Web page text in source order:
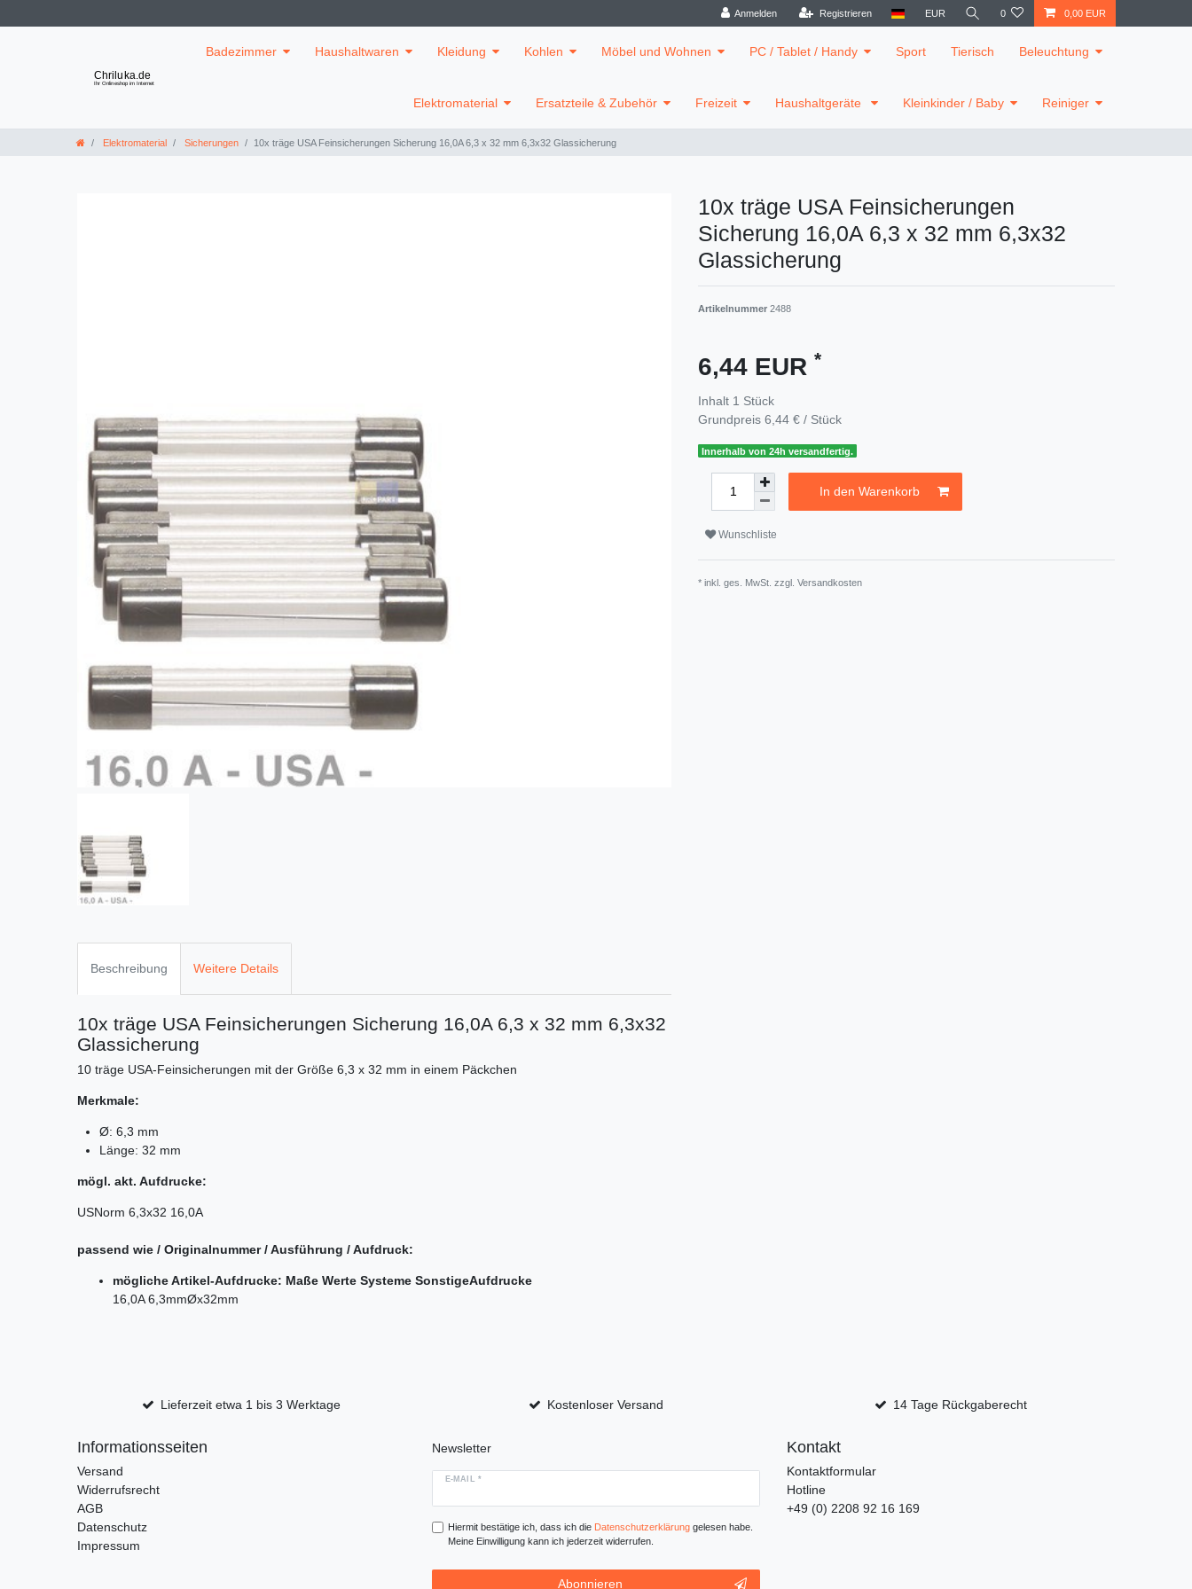
Anmelden Registrieren EUR 0 0,00 EUR
Badezimmer Haushaltwaren Kleidung Kohlen Möbel und Wohnen PC / Tablet / Handy Sport Tierisch Beleuchtung
Elektromaterial Ersatzteile & Zubehör Freizeit Haushaltgeräte Kleinkinder / Baby Reiniger
Elektromaterial Sicherungen 10x träge USA Feinsicherungen Sicherung 16,0A 6,3 x 32 mm 6,3x32 Glassicherung
10x träge USA Feinsicherungen
Sicherung 16,0A 6,3 x 32 mm 6,3x32
Glassicherung
Artikelnummer 2488
6,44 EUR *
Inhalt 1 Stück
Grundpreis 6,44 € / Stück
Innerhalb von 24h versandfertig.
In den Warenkorb
Wunschliste
* inkl. ges. MwSt. zzgl. Versandkosten
Beschreibung Weitere Details
10x träge USA Feinsicherungen Sicherung 16,0A 6,3 x 32 mm 6,3x32
Glassicherung
10 träge USA-Feinsicherungen mit der Größe 6,3 x 32 mm in einem Päckchen
Merkmale:
Ø: 6,3 mm
Länge: 32 mm
mögl. akt. Aufdrucke:
USNorm 6,3x32 16,0A
passend wie / Originalnummer / Ausführung / Aufdruck:
mögliche Artikel-Aufdrucke: Maße Werte Systeme SonstigeAufdrucke
16,0A 6,3mmØx32mm
Lieferzeit etwa 1 bis 3 Werktage Kostenloser Versand 14 Tage Rückgaberecht
Informationsseiten
Versand
Widerrufsrecht
AGB
Datenschutz
Impressum
Newsletter
E-MAIL *
Hiermit bestätige ich, dass ich die Daten­schutz­erklärunggelesen habe.
Meine Einwilligung kann ich jederzeit widerrufen.
Abonnieren
Kontakt
Kontaktformular
Hotline
+49 (0) 2208 92 16 169